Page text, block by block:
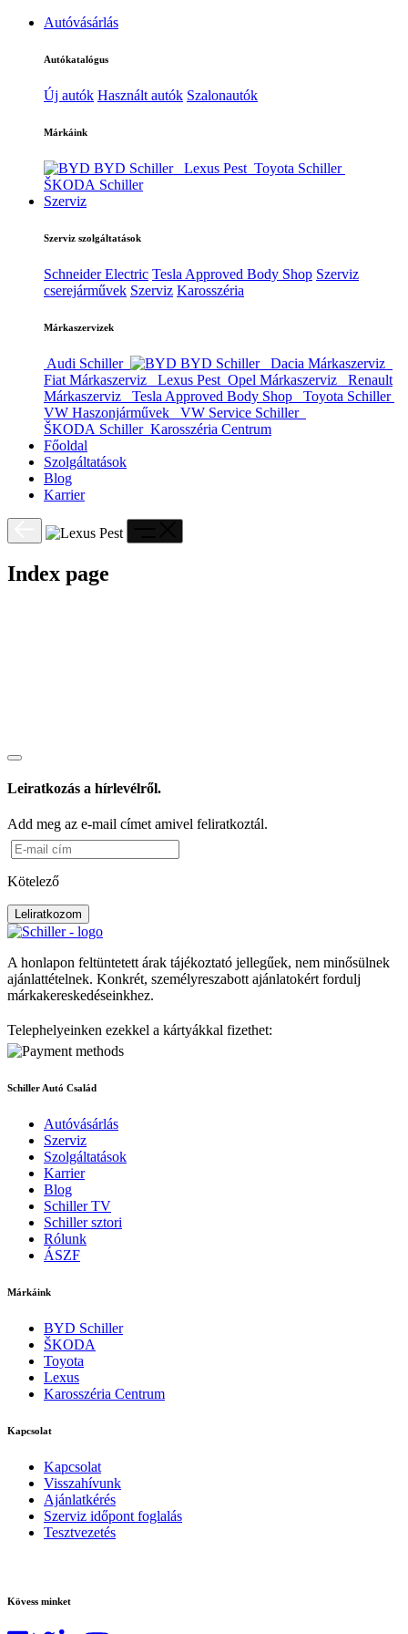
Autóvásárlás
Autókatalógus
Új autók Használt autók Szalonautók
Márkáink
BYD Schiller Lexus Pest Toyota Schiller
ŠKODA Schiller
Szerviz
Szerviz szolgáltatások
Schneider Electric Tesla Approved Body Shop Szerviz
cserejárművek Szerviz Karosszéria
Márkaszervizek
Audi Schiller BYD Schiller
Dacia Márkaszerviz
Fiat Márkaszerviz
Lexus Pest Opel Márkaszerviz
Renault
Márkaszerviz
Tesla Approved Body Shop
Toyota Schiller
VW Haszonjárművek
VW Service Schiller
ŠKODA Schiller Karosszéria Centrum
Főoldal
Szolgáltatások
Blog
Karrier
Index page
Leiratkozás a hírlevélről.
Add meg az e-mail címet amivel feliratkoztál.
Kötelező
Leliratkozom
A honlapon feltüntetett árak tájékoztató jellegűek, nem minősülnek
ajánlattételnek. Konkrét, személyreszabott ajánlatokért fordulj
márkakereskedéseinkhez.
Telephelyeinken ezekkel a kártyákkal fizethet:
Schiller Autó Család
Autóvásárlás
Szerviz
Szolgáltatások
Karrier
Blog
Schiller TV
Schiller sztori
Rólunk
ÁSZF
Márkáink
BYD Schiller
ŠKODA
Toyota
Lexus
Karosszéria Centrum
Kapcsolat
Kapcsolat
Visszahívunk
Ajánlatkérés
Szerviz időpont foglalás
Tesztvezetés
Kövess minket